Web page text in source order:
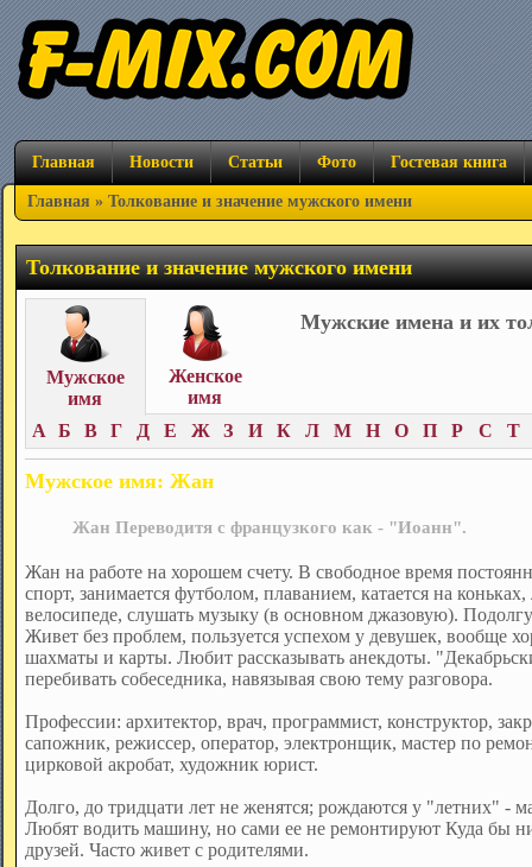
Главная Новости Статьи Фото Гостевая книга
Главная » Толкование и значение мужского имени
Толкование и значение мужского имени
Мужское
имя
Женское
имя
Мужские имена и их
А Б В Г Д Е Ж З И К Л М Н О П Р С Т
Мужское имя: Жан
Жан Переводитя с французкого как - "Иоанн".
Жан на работе на хорошем счету. В свободное время
спорт, занимается футболом, плаванием, катается на
велосипеде, слушать музыку (в основном джазовую). Подолгу
Живет без проблем, пользуется успехом у девушек, вообще
шахматы и карты. Любит рассказывать анекдоты.
перебивать собеседника, навязывая свою тему разговора.
Профессии: архитектор, врач, программист, конструктор,
сапожник, режиссер, оператор, электронщик, мастер по
цирковой акробат, художник юрист.
Долго, до тридцати лет не женятся; рождаются у "летних" -
Любят водить машину, но сами ее не ремонтируют Куда бы
друзей. Часто живет с родителями.